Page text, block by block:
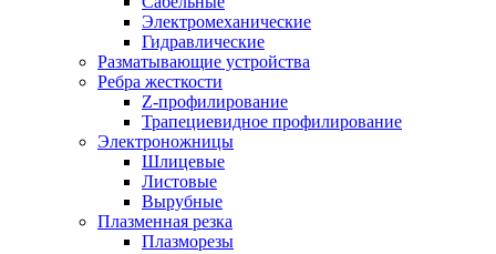
Электромеханические
Гидравлические
Разматывающие устройства
Ребра жесткости
Z-профилирование
Трапециевидное профилирование
Электроножницы
Шлицевые
Листовые
Вырубные
Плазменная резка
Плазморезы